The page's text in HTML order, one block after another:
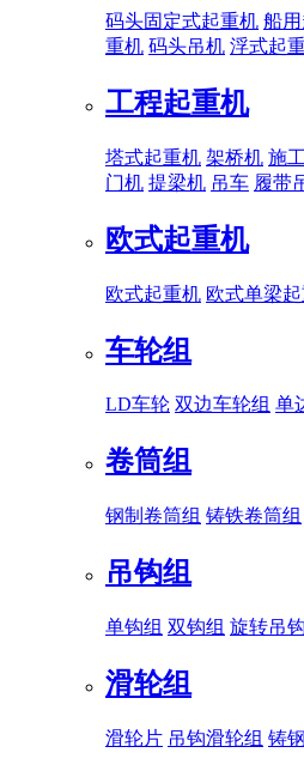
码头固定式起重机 船
重机 码头吊机 浮式起
工程起重机
塔式起重机 架桥机 施
门机 提梁机 吊车 履带
欧式起重机
欧式起重机 欧式单梁
车轮组
LD车轮 双边车轮组 单
卷筒组
钢制卷筒组 铸铁卷筒组
吊钩组
单钩组 双钩组 旋转吊钩
滑轮组
滑轮片 吊钩滑轮组 铸